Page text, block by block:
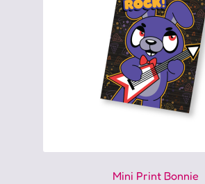
Mini Print Bonnie